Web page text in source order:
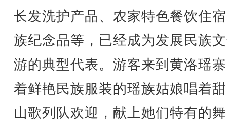
长发洗护产品、农家特色餐饮住
族纪念品等，已经成为发展民族
游的典型代表。游客来到黄洛瑶
着鲜艳民族服装的瑶族姑娘唱着
山歌列队欢迎，献上她们特有的